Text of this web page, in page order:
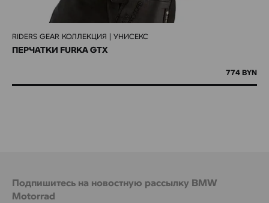
RIDERS GEAR КОЛЛЕКЦИЯ | УНИСЕКС
ПЕРЧАТКИ FURKA GTX
774 BYN
Подпишитесь на новостную рассылку BMW
Motorrad